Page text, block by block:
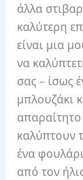
άλλα
καλύτερη
είναι μια
να
σας – ίσως
μπλουζάκι
απαραίτητο
καλύπτουν
ένα
από τον